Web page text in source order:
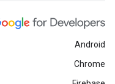
Android
Chrome